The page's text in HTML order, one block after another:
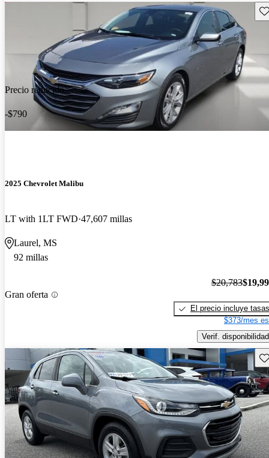
Precio reducido
-$790
2025 Chevrolet Malibu
LT with 1LT FWD 47,607 millas
Laurel, MS
92 millas
Gran oferta
$20,783
El precio incluye tasas
$373/mes
Verif. disponibilidad